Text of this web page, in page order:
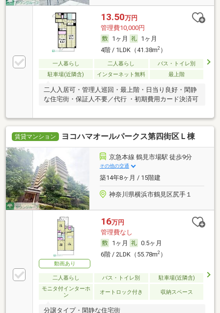
13.50万円
管理費10,000円
1ヶ月
1ヶ月
4階 / 1LDK（41.38m2）
一人暮らし 二人暮らし
バス・トイレ別
駐車場(近隣含)
インターネット無料 最上階
二人入居可・管理人巡回・最上階・日当り良好・閑静
な住宅街・保証人不要／代行 ・初期費用カード決済可
賃貸マンション ヨコハマオールパークス第四街区Ｌ棟
京急本線 鶴見市場駅 徒歩9分
その他の交通
築14年8ヶ月 / 15階建
神奈川県横浜市鶴見区尻手１
動画あり
16万円
管理費なし
1ヶ月
0.5ヶ月
6階 / 2LDK（55.78m2）
二人暮らし バス・トイレ別
駐車場(近隣含)
モニタ付インターホ
ン
オートロック付き 収納スペース
分譲タイプ・閑静な住宅街